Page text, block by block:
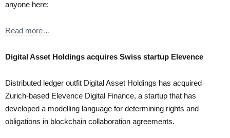
anyone here:
Read more…
Digital Asset Holdings acquires Swiss startup Elevence
Distributed ledger outfit Digital Asset Holdings has acquired
Zurich-based Elevence Digital Finance, a startup that has
developed a modelling language for determining rights and
obligations in blockchain collaboration agreements.